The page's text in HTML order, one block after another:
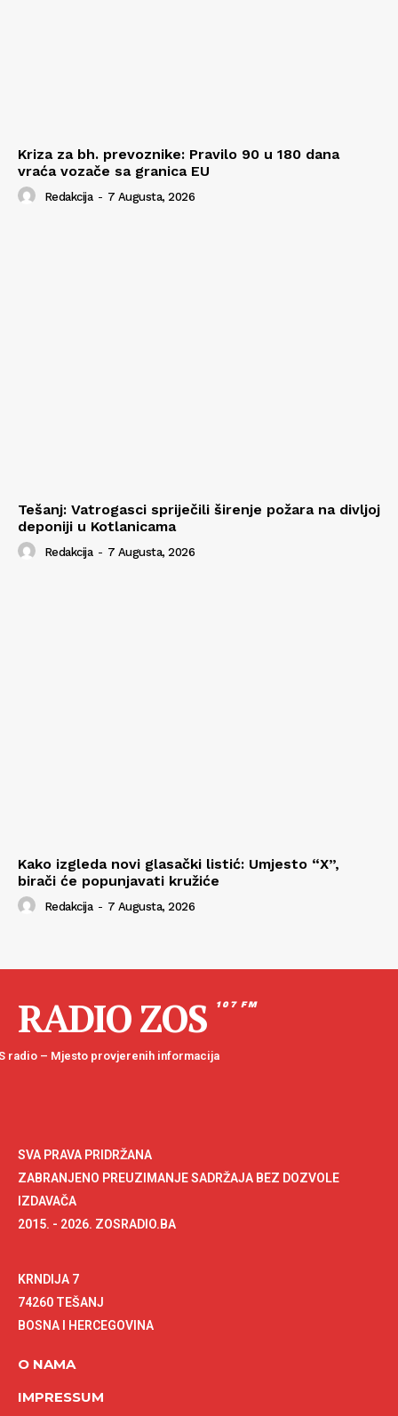
Kriza za bh. prevoznike: Pravilo 90 u 180 dana
vraća vozače sa granica EU
Redakcija - 7 Augusta, 2026
Tešanj: Vatrogasci spriječili širenje požara na divljoj
deponiji u Kotlanicama
Redakcija - 7 Augusta, 2026
Kako izgleda novi glasački listić: Umjesto “X”,
birači će popunjavati kružiće
Redakcija - 7 Augusta, 2026
RADIO ZOS 107 FM
radio – Mjesto provjerenih informacija
SVA PRAVA PRIDRŽANA
ZABRANJENO PREUZIMANJE SADRŽAJA BEZ DOZVOLE
IZDAVAČA
2015. - 2026. ZOSRADIO.BA
KRNDIJA 7
74260 TEŠANJ
BOSNA I HERCEGOVINA
O NAMA
IMPRESSUM